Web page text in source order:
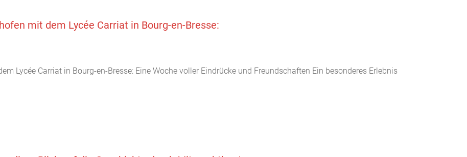
mit dem Lycée Carriat in Bourg-en-Bresse:
Lycée Carriat in Bourg-en-Bresse: Eine Woche voller Eindrücke und Freundschaften Ein besonderes Erlebnis